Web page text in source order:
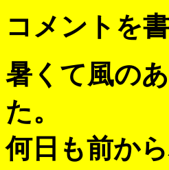
コメントを
暑くて風の
た。
何日も前か